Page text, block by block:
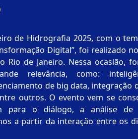
de Hidrografia 2025, com o
Digital”, foi realizado nos dias
Rio de Janeiro. Nessa ocasião,
relevância, como:
big data, integração de informações
outros. O evento vem se
o diálogo, a análise de cenários e a
a partir da interação entre os